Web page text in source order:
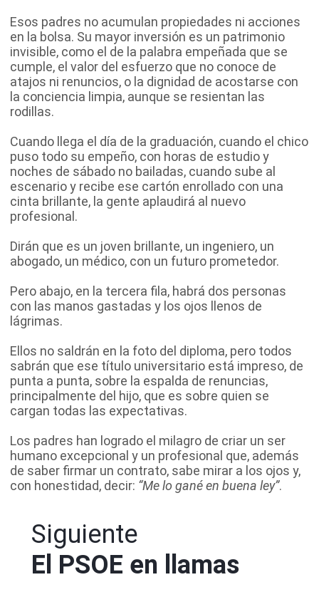
Esos padres no acumulan propiedades ni acciones
en la bolsa. Su mayor inversión es un patrimonio
invisible, como el de la palabra empeñada que se
cumple, el valor del esfuerzo que no conoce de
atajos ni renuncios, o la dignidad de acostarse con
la conciencia limpia, aunque se resientan las
rodillas.
Cuando llega el día de la graduación, cuando el chico
puso todo su empeño, con horas de estudio y
noches de sábado no bailadas, cuando sube al
escenario y recibe ese cartón enrollado con una
cinta brillante, la gente aplaudirá al nuevo
profesional.
Dirán que es un joven brillante, un ingeniero, un
abogado, un médico, con un futuro prometedor.
Pero abajo, en la tercera fila, habrá dos personas
con las manos gastadas y los ojos llenos de
lágrimas.
Ellos no saldrán en la foto del diploma, pero todos
sabrán que ese título universitario está impreso, de
punta a punta, sobre la espalda de renuncias,
principalmente del hijo, que es sobre quien se
cargan todas las expectativas.
Los padres han logrado el milagro de criar un ser
humano excepcional y un profesional que, además
de saber firmar un contrato, sabe mirar a los ojos y,
con honestidad, decir: “Me lo gané en buena ley”.
Siguiente
El PSOE en llamas